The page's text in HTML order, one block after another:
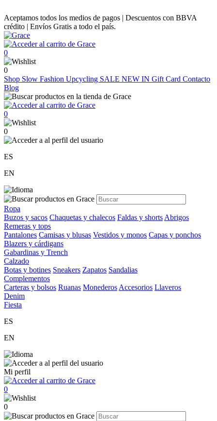
Aceptamos todos los medios de pagos | Descuentos con BBVA
crédito | Envíos Gratis a todo el país.
0
0
Shop Slow Fashion Upcycling SALE NEW IN Gift Card Contacto
Blog
0
0
ES
EN
Ropa
Buzos y sacos Chaquetas y chalecos Faldas y shorts Abrigos
Remeras y tops
Pantalones Camisas y blusas Vestidos y monos Capas y ponchos
Blazers y cárdigans
Gabardinas y Trench
Calzado
Botas y botines Sneakers Zapatos Sandalias
Complementos
Carteras y bolsos Ruanas Monederos Accesorios Llaveros
Denim
Fiesta
ES
EN
Mi perfil
0
0